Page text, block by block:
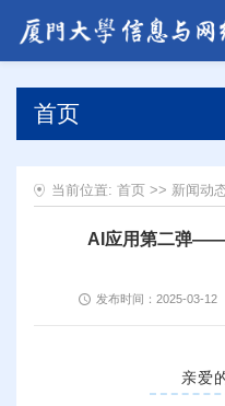
首页
当前位置: 首页 >> 新闻动
AI应用第二弹——
发布时间：2025-03-12
亲爱